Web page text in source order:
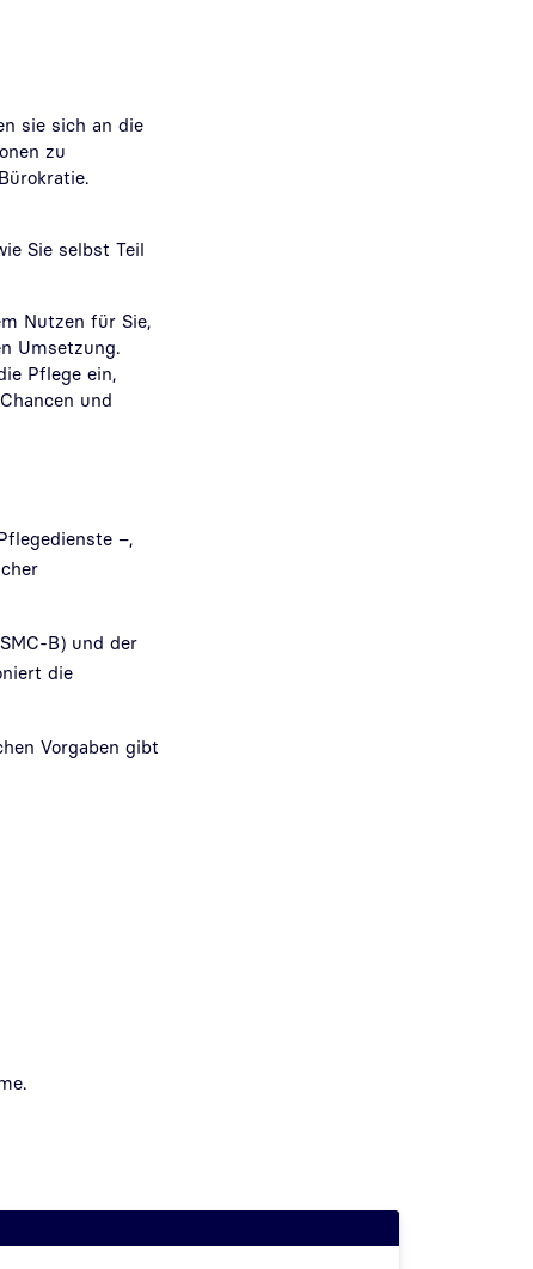
sie sich an die
zu
Sie selbst Teil
Nutzen für Sie,
Umsetzung.
Pflege ein,
und
–,
B) und der
die
Vorgaben gibt